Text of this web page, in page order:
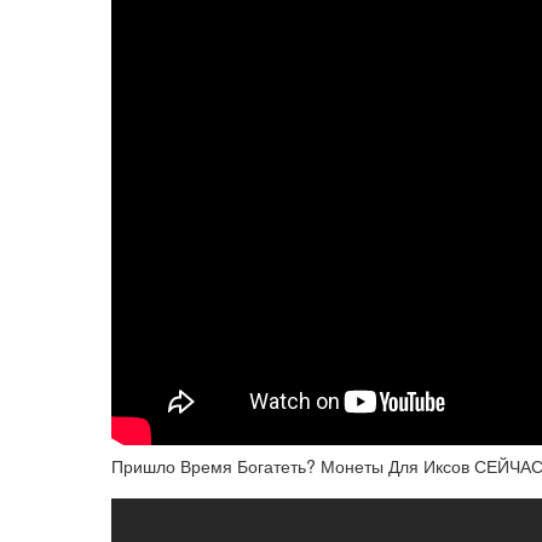
Пришло Время Богатеть? Монеты Для Иксов